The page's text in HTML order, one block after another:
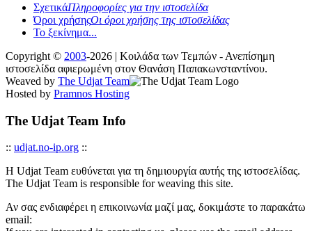
ΣχετικάΠληροφορίες για την ιστοσελίδα
Όροι χρήσηςΟι όροι χρήσης της ιστοσελίδας
Το ξεκίνημα...
Copyright © 2003-2026 | Κοιλάδα των Τεμπών - Ανεπίσημη
ιστοσελίδα αφιερωμένη στον Θανάση Παπακωνσταντίνου.
Weaved by The Udjat Team
Hosted by Pramnos Hosting
The Udjat Team Info
:: udjat.no-ip.org ::
Η Udjat Team ευθύνεται για τη δημιουργία αυτής της ιστοσελίδας.
The Udjat Team is responsible for weaving this site.
Αν σας ενδιαφέρει η επικοινωνία μαζί μας, δοκιμάστε το παρακάτω
email: